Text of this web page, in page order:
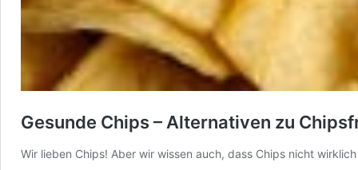
Gesunde Chips – Alternativen zu
Wir lieben Chips! Aber wir wissen auch, dass Chips nicht